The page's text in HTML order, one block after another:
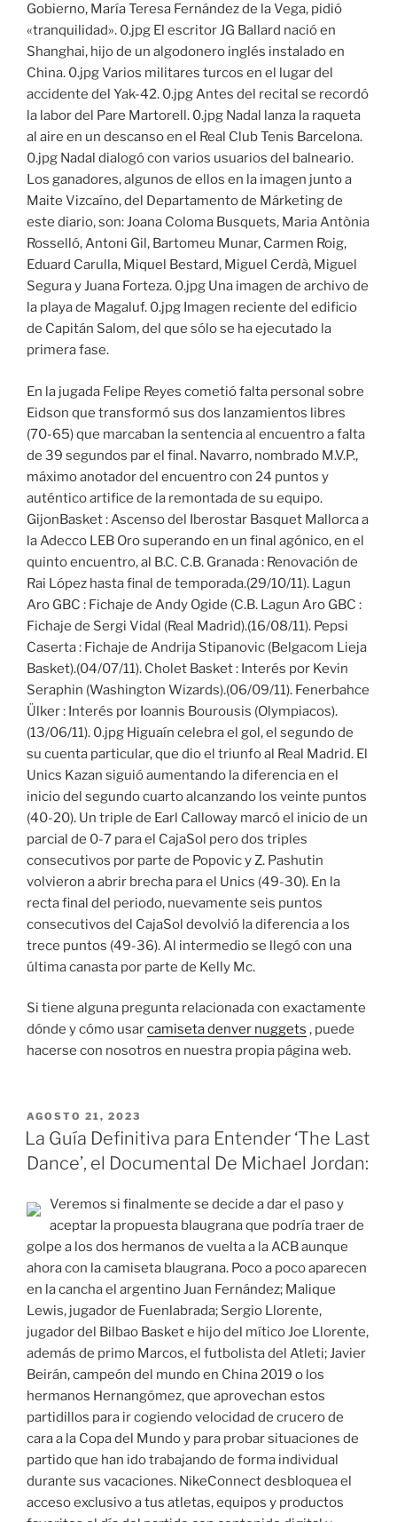
Gobierno, María Teresa Fernández de la Vega, pidió
«tranquilidad». 0.jpg El escritor JG Ballard nació en
Shanghai, hijo de un algodonero inglés instalado en
China. 0.jpg Varios militares turcos en el lugar del
accidente del Yak-42. 0.jpg Antes del recital se recordó
la labor del Pare Martorell. 0.jpg Nadal lanza la raqueta
al aire en un descanso en el Real Club Tenis Barcelona.
0.jpg Nadal dialogó con varios usuarios del balneario.
Los ganadores, algunos de ellos en la imagen junto a
Maite Vizcaíno, del Departamento de Márketing de
este diario, son: Joana Coloma Busquets, Maria Antònia
Rosselló, Antoni Gil, Bartomeu Munar, Carmen Roig,
Eduard Carulla, Miquel Bestard, Miguel Cerdà, Miguel
Segura y Juana Forteza. 0.jpg Una imagen de archivo de
la playa de Magaluf. 0.jpg Imagen reciente del edificio
de Capitán Salom, del que sólo se ha ejecutado la
primera fase.
En la jugada Felipe Reyes cometió falta personal sobre
Eidson que transformó sus dos lanzamientos libres
(70-65) que marcaban la sentencia al encuentro a falta
de 39 segundos par el final. Navarro, nombrado M.V.P.,
máximo anotador del encuentro con 24 puntos y
auténtico artifice de la remontada de su equipo.
GijonBasket : Ascenso del Iberostar Basquet Mallorca a
la Adecco LEB Oro superando en un final agónico, en el
quinto encuentro, al B.C. C.B. Granada : Renovación de
Rai López hasta final de temporada.(29/10/11). Lagun
Aro GBC : Fichaje de Andy Ogide (C.B. Lagun Aro GBC :
Fichaje de Sergi Vidal (Real Madrid).(16/08/11). Pepsi
Caserta : Fichaje de Andrija Stipanovic (Belgacom Lieja
Basket).(04/07/11). Cholet Basket : Interés por Kevin
Seraphin (Washington Wizards).(06/09/11). Fenerbahce
Ülker : Interés por Ioannis Bourousis (Olympiacos).
(13/06/11). 0.jpg Higuaín celebra el gol, el segundo de
su cuenta particular, que dio el triunfo al Real Madrid. El
Unics Kazan siguió aumentando la diferencia en el
inicio del segundo cuarto alcanzando los veinte puntos
(40-20). Un triple de Earl Calloway marcó el inicio de un
parcial de 0-7 para el CajaSol pero dos triples
consecutivos por parte de Popovic y Z. Pashutin
volvieron a abrir brecha para el Unics (49-30). En la
recta final del periodo, nuevamente seis puntos
consecutivos del CajaSol devolvió la diferencia a los
trece puntos (49-36). Al intermedio se llegó con una
última canasta por parte de Kelly Mc.
Si tiene alguna pregunta relacionada con exactamente
dónde y cómo usarcamiseta denver nuggets , puede
hacerse con nosotros en nuestra propia página web.
PUBLICADO
EL
AGOSTO 21, 2023
La Guía Definitiva para Entender ‘The Last
Dance’, el Documental De Michael Jordan:
Veremos si finalmente se decide a dar el paso y
aceptar la propuesta blaugrana que podría traer de
golpe a los dos hermanos de vuelta a la ACB aunque
ahora con la camiseta blaugrana. Poco a poco aparecen
en la cancha el argentino Juan Fernández; Malique
Lewis, jugador de Fuenlabrada; Sergio Llorente,
jugador del Bilbao Basket e hijo del mítico Joe Llorente,
además de primo Marcos, el futbolista del Atleti; Javier
Beirán, campeón del mundo en China 2019 o los
hermanos Hernangómez, que aprovechan estos
partidillos para ir cogiendo velocidad de crucero de
cara a la Copa del Mundo y para probar situaciones de
partido que han ido trabajando de forma individual
durante sus vacaciones. NikeConnect desbloquea el
acceso exclusivo a tus atletas, equipos y productos